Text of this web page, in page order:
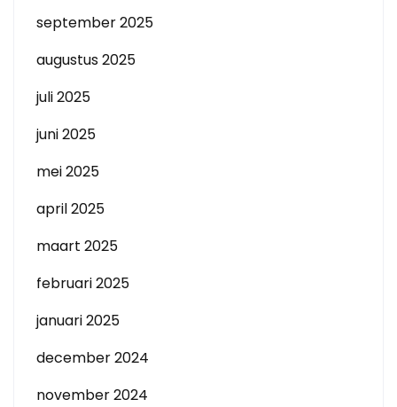
september 2025
augustus 2025
juli 2025
juni 2025
mei 2025
april 2025
maart 2025
februari 2025
januari 2025
december 2024
november 2024